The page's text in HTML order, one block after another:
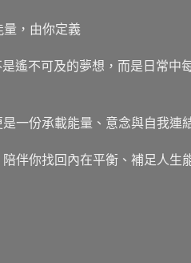
量，由你定義
遙不可及的夢想，而是日常中
一份承載能量、意念與自我連
伴你找回內在平衡、補足人生